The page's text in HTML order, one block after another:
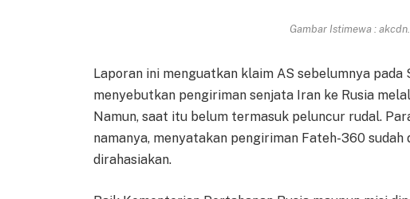
Gambar Istimewa :
Laporan ini menguatkan klaim AS sebelumnya
menyebutkan pengiriman senjata Iran ke Rusia
Namun, saat itu belum termasuk peluncur rudal.
namanya, menyatakan pengiriman Fateh-360
dirahasiakan.